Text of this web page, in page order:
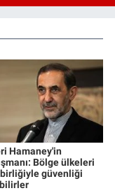
Hamaney'in
Bölge ülkeleri
güvenliği